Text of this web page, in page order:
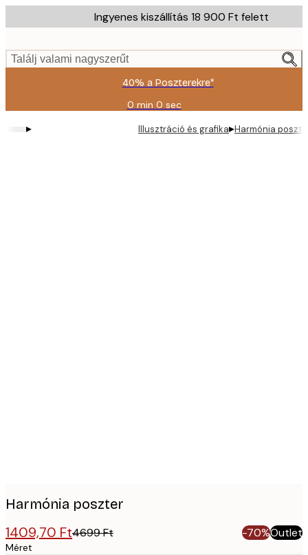
to
content.
Ingyenes kiszállítás 18 900 Ft felett
Találj valami nagyszerűt
40% a Poszterekre*
0 min 0 sec
Érvényes:
2026-
08-
▸ Illusztráció és grafika▸Harmónia
Harmónia poszter
1409,70 Ft4699 Ft -70%Outlet
Méret